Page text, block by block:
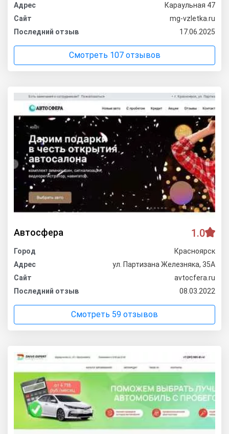
Адрес
Караульная 47
Сайт
mg-vzletka.ru
Последний отзыв
17.06.2025
Смотреть 107 отзывов
Автосфера 1.0
Город
Красноярск
Адрес
ул. Партизана Железняка, 35А
Сайт
avtocfera.ru
Последний отзыв
08.03.2022
Смотреть 59 отзывов